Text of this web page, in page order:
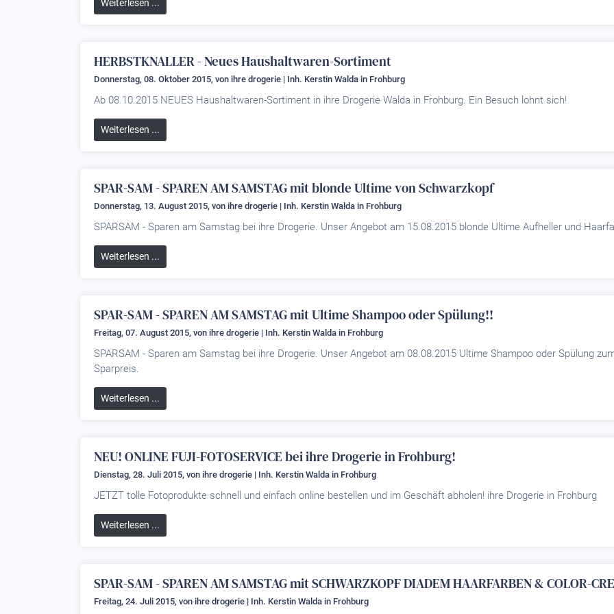
Weiterlesen ...
HERBSTKNALLER - Neues Haushaltwaren-Sortiment
Donnerstag, 08. Oktober 2015, von ihre drogerie | Inh. Kerstin Walda in Frohburg
Ab 08.10.2015 NEUES Haushaltwaren-Sortiment in ihre Drogerie Walda in Frohburg. Ein Besuch lohnt sich!
Weiterlesen ...
SPAR-SAM - SPAREN AM SAMSTAG mit blonde Ultime von Schwarzkopf
Donnerstag, 13. August 2015, von ihre drogerie | Inh. Kerstin Walda in Frohburg
SPARSAM - Sparen am Samstag bei ihre Drogerie. Unser Angebot am 15.08.2015 blonde Ultime Aufheller und
Weiterlesen ...
SPAR-SAM - SPAREN AM SAMSTAG mit Ultime Shampoo oder Spülung!!
Freitag, 07. August 2015, von ihre drogerie | Inh. Kerstin Walda in Frohburg
SPARSAM - Sparen am Samstag bei ihre Drogerie. Unser Angebot am 08.08.2015 Ultime Shampoo oder Spülung
Sparpreis.
Weiterlesen ...
NEU! ONLINE FUJI-FOTOSERVICE bei ihre Drogerie in Frohburg!
Dienstag, 28. Juli 2015, von ihre drogerie | Inh. Kerstin Walda in Frohburg
JETZT tolle Fotoprodukte schnell und einfach online bestellen und im Geschäft abholen! ihre Drogerie in Frohburg
Weiterlesen ...
SPAR-SAM - SPAREN AM SAMSTAG mit SCHWARZKOPF DIADEM HAARFARBEN & COLOR-
Freitag, 24. Juli 2015, von ihre drogerie | Inh. Kerstin Walda in Frohburg